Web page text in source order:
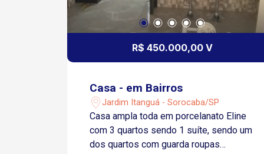
R$ 450.000,00 V
Casa - em Bairros
Jardim Itanguá - Sorocaba/SP
Casa ampla toda em porcelanato Eline
com 3 quartos sendo 1 suíte, sendo um
dos quartos com guarda roupas